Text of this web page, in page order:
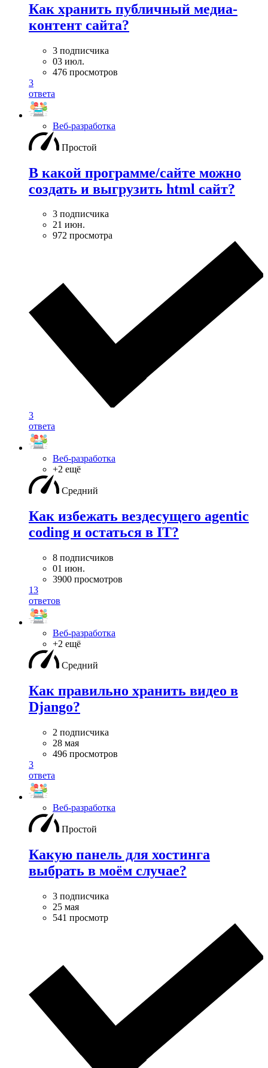
Как хранить публичный медиа-
контент сайта?
3 подписчика
03 июл.
476 просмотров
3
ответа
Веб-разработка
Простой
В какой программе/сайте можно
создать и выгрузить html сайт?
3 подписчика
21 июн.
972 просмотра
3
ответа
Веб-разработка
+2 ещё
Средний
Как избежать вездесущего agentic
coding и остаться в IT?
8 подписчиков
01 июн.
3900 просмотров
13
ответов
Веб-разработка
+2 ещё
Средний
Как правильно хранить видео в
Django?
2 подписчика
28 мая
496 просмотров
3
ответа
Веб-разработка
Простой
Какую панель для хостинга
выбрать в моём случае?
3 подписчика
25 мая
541 просмотр